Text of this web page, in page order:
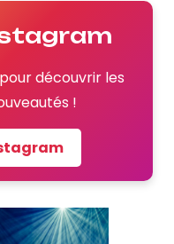
découvrir les
!